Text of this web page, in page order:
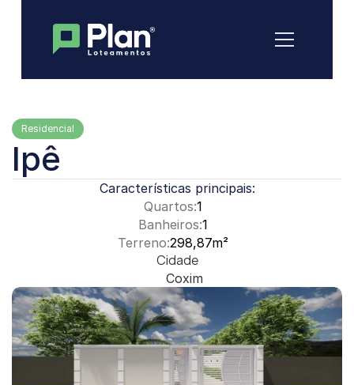
Residencial
Ipê
Características principais:
Quartos:1
Banheiros:1
Terreno:298,87m²
Cidade
Coxim